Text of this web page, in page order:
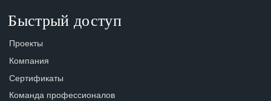
Быстрый доступ
Проекты
Компания
Сертификаты
Команда профессионалов